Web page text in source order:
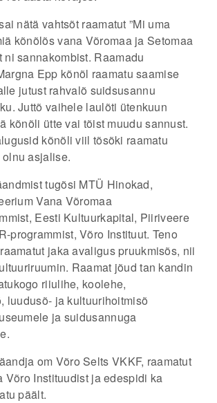
nätä vahtsõt raamatut ”Mi uma
kõnõlõs vana Võromaa ja Setomaa
ni sannakombist. Raamadu
Epp kõnõl raamatu saamise
jutust rahvalõ suidsusannu
Juttõ vaihele laulõti ütenkuun
kõnõli ütte vai tõist muudu sannust.
kõnõli viil tõsõki raamatu
asjalise.
tugõsi MTÜ Hinokad,
Vana Võromaa
Eesti Kultuurkapital, Piiriveere
programmist, Võro Instituut. Teno
jaka avaligus pruukmisõs, nii
Raamat jõud tan kandin
riiulihe, koolehe,
luudusõ- ja kultuurihoitmisõ
ja suidusannuga
om Võro Selts VKKF, raamatut
Võro Instituudist ja edespidi ka
päält.